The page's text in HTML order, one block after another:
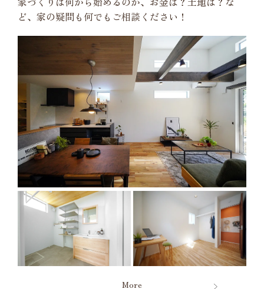
ど、家の疑問も何でもご相談ください！
More